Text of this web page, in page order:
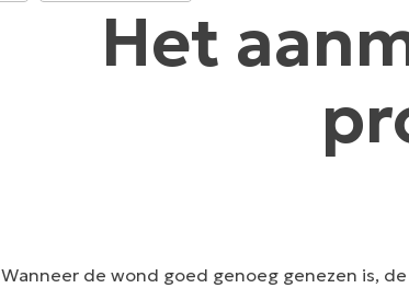
Het
Wanneer de wond goed genoeg genezen is,